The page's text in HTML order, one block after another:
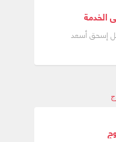
الخدمة
إسحق أسعد